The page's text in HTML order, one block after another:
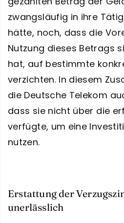
zwangsläufig in ihre
hätte, noch, dass die
Nutzung dieses Betrags
hat, auf bestimmte
verzichten. In diesem
die Deutsche Telekom
dass sie nicht über die
verfügte, um eine
nutzen.
Erstattung der
unerlässlich